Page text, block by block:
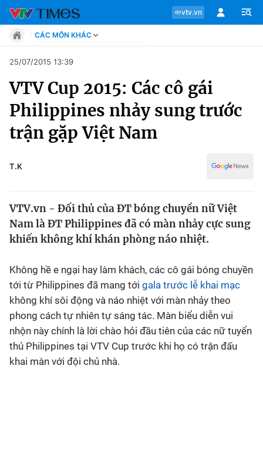
vtv.vn
Chuyên mục
Tin tức
Chân dung
Bóng đá
Thể thao Điện tử
Các môn khác
CÁC MÔN KHÁC
Move
Phong cách
Chân dung
Sự kiện
Bóng đá
Thể thao điện tử
25/07/2015 13:39
VTV Cup 2015: Các cô gái
Philippines nhảy sung trước
trận gặp Việt Nam
T.K
VTV.vn - Đối thủ của ĐT bóng chuyền nữ Việt
Nam là ĐT Philippines đã có màn nhảy cực sung
khiến không khí khán phòng náo nhiệt.
Không hề e ngại hay làm khách, các cô gái bóng chuyền
tới từ Philippines đã mang tới gala trước lễ khai mạc
không khí sôi động và náo nhiệt với màn nhảy theo
phong cách tự nhiên tự sáng tác. Màn biểu diễn vui
nhộn này chính là lời chào hỏi đầu tiên của các nữ tuyển
thủ Philippines tại VTV Cup trước khi họ có trận đấu
khai màn với đội chủ nhà.